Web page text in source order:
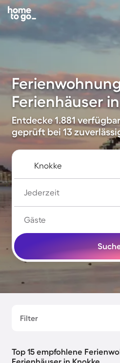
Ferienhäuser
Entdecke 1.881
geprüft bei 13
Jederzeit
Gäste
Filter
Top 15 empfohlene